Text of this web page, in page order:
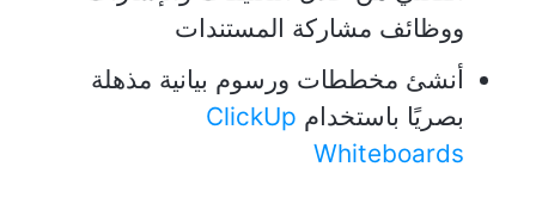
ووظائف مشاركة المستندات
أنشئ مخططات ورسوم بيانية مذهلة
بصريًا باستخدام ClickUp
Whiteboards